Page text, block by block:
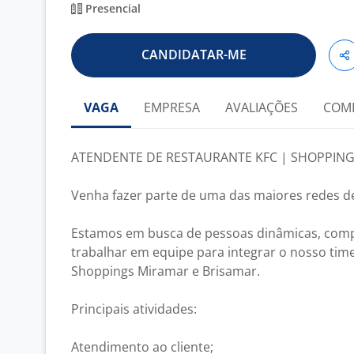
Presencial
CANDIDATAR-ME
VAGA EMPRESA AVALIAÇÕES
ATENDENTE DE RESTAURANTE KFC |
Venha fazer parte de uma das maiores redes
Estamos em busca de pessoas dinâmicas,
trabalhar em equipe para integrar o nosso
Shoppings Miramar e Brisamar.
Principais atividades:
Atendimento ao cliente;